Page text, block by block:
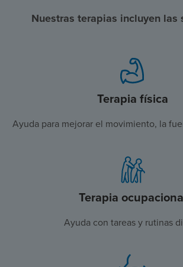
Nuestras terapias incluyen las
Terapia física
Ayuda para mejorar el movimiento, la
Terapia
Ayuda con tareas y rutinas